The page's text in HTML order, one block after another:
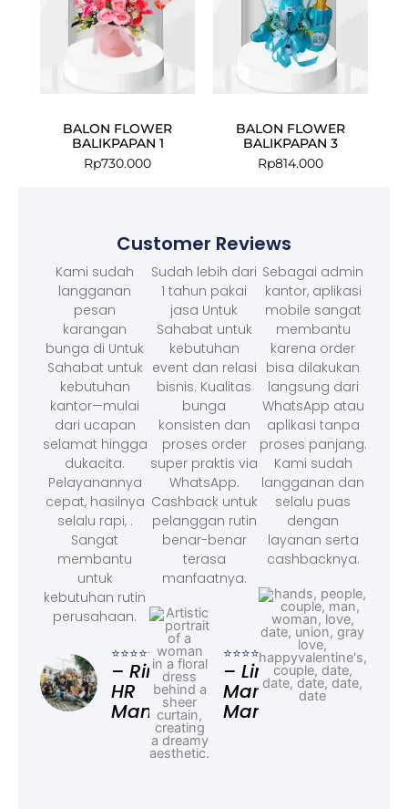
BALON FLOWER
BALIKPAPAN 1
Rp730.000
BALON FLOWER
BALIKPAPAN 3
Rp814.000
Customer Reviews
Kami sudah
langganan
pesan
karangan
bunga di Untuk
Sahabat untuk
kebutuhan
kantor—mulai
dari ucapan
selamat hingga
dukacita.
Pelayanannya
cepat, hasilnya
selalu rapi, .
Sangat
membantu
untuk
kebutuhan rutin
perusahaan.
⭐⭐⭐⭐⭐
– Rina,
HR
Manager
Sudah lebih dari
1 tahun pakai
jasa Untuk
Sahabat untuk
kebutuhan
event dan relasi
bisnis. Kualitas
bunga
konsisten dan
proses order
super praktis via
WhatsApp.
Cashback untuk
pelanggan rutin
benar-benar
terasa
manfaatnya.
⭐⭐⭐⭐⭐
– Linda,
Marketing
Manager
Sebagai admin
kantor, aplikasi
mobile sangat
membantu
karena order
bisa dilakukan
langsung dari
WhatsApp atau
aplikasi tanpa
proses panjang.
Kami sudah
langganan dan
selalu puas
dengan
layanan serta
cashbacknya.